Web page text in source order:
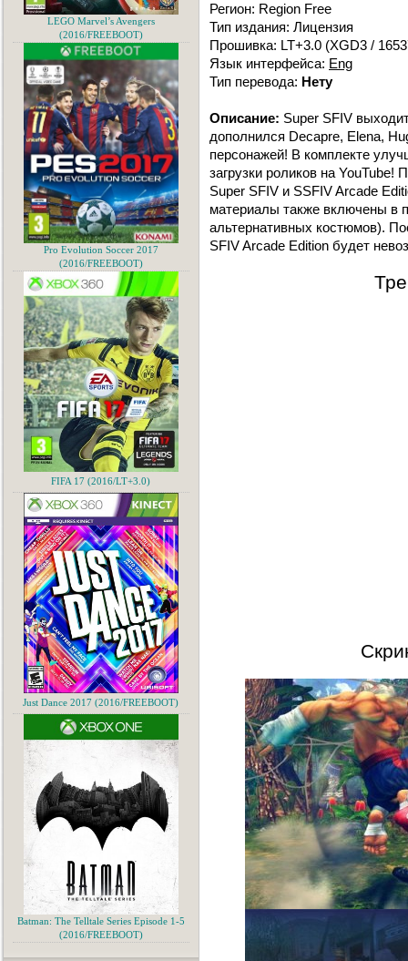
Регион: Region Free
Тип издания: Лицензия
Прошивка: LT+3.0 (XGD3 /
Язык интерфейса: Eng
Тип перевода: Нету
Описание: Super SFIV
дополнился Decapre, Elena,
персонажей! В комплекте
загрузки роликов на
Super SFIV и SSFIV Arcade
материалы также включены в
альтернативных костюмов).
SFIV Arcade Edition будет
LEGO Marvel’s Avengers
(2016/FREEBOOT)
Pro Evolution Soccer 2017
(2016/FREEBOOT)
FIFA 17 (2016/LT+3.0)
Just Dance 2017 (2016/FREEBOOT)
Batman: The Telltale Series Episode 1-5
(2016/FREEBOOT)